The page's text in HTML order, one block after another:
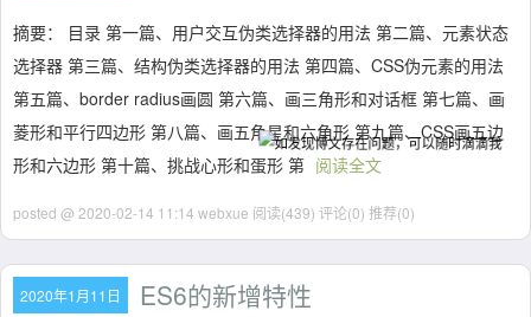
摘要： 目录 第一篇、用户交互伪类选择器的用法 第二篇、元素状态
选择器 第三篇、结构伪类选择器的用法 第四篇、CSS伪元素的用法
第五篇、border radius画圆 第六篇、画三角形和对话框 第七篇、画
菱形和平行四边形 第八篇、画五角星和六角形 第九篇、CSS画五边
形和六边形 第十篇、挑战心形和蛋形 第 阅读全文
posted @ 2020-02-14 11:14 webxue 阅读(439) 评论(0) 推荐(0)
2020年1月11日 ES6的新增特性